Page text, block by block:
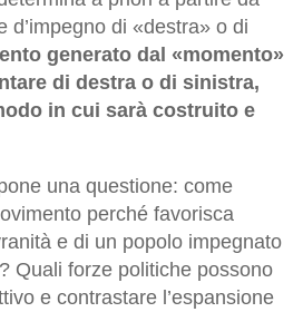
d’impegno di «destra» o di
generato dal «momento»
di destra o di sinistra,
in cui sarà costruito e
una questione: come
perché favorisca
e di un popolo impegnato
Quali forze politiche possono
e contrastare l’espansione